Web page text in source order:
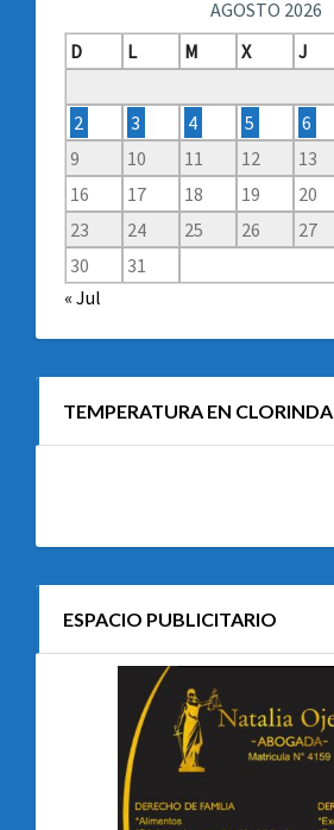
AGOSTO 2026
D
L M X J
2
3 4 5 6
9
10 11 12 13
16
17 18 19 20
23
24 25 26 27
30
31
« Jul
TEMPERATURA EN CLORINDA
ESPACIO PUBLICITARIO